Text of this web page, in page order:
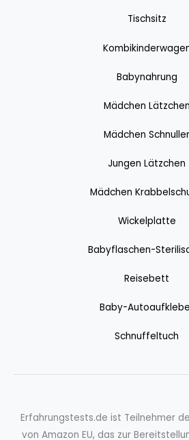
Tischsitz
Babynahrung
Mädchen Lätzchen
Mädchen Schnuller
Jungen Lätzchen
Mädchen
Wickelplatte
Babyflaschen-
Reisebett
Baby-
Schnuffeltuch
Erfahrungstests.de ist Teilnehmer
von Amazon EU, das zur